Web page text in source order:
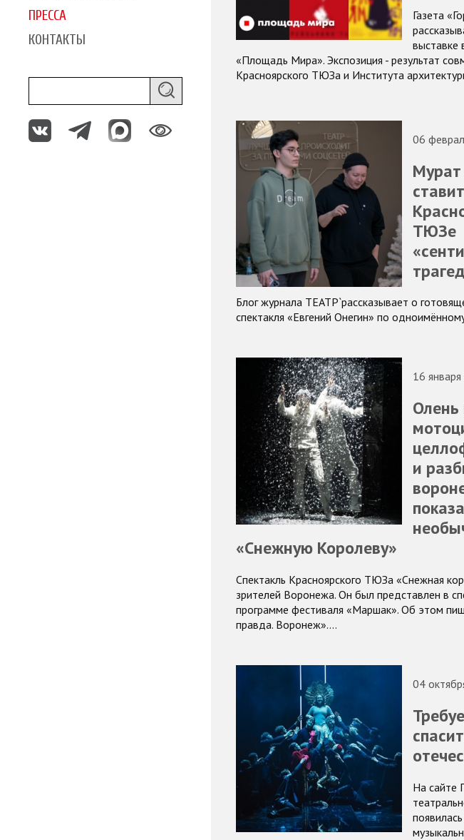
ПРЕССА
КОНТАКТЫ
Газета
выставке
«Площадь Мира». Экспозиция - результат
Красноярского ТЮЗа и Института
06
Мурат
ТЮЗе
Блог журнала ТЕАТР`рассказывает о
спектакля «Евгений Онегин» по
16
Олень
и
«Снежную Королеву»
Спектакль Красноярского ТЮЗа «Снежная
зрителей Воронежа. Он был представлен в
программе фестиваля «Маршак». Об этом
правда. Воронеж».…
04
На сайте